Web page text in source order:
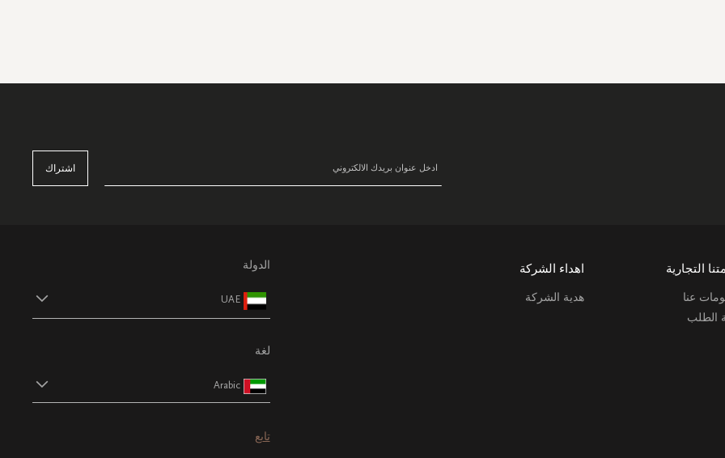
اشتراك
التجارية
عنا
الطلب
اهداء الشركة
هدية الشركة
الدولة
UAE
لغة
Arabic
تابع